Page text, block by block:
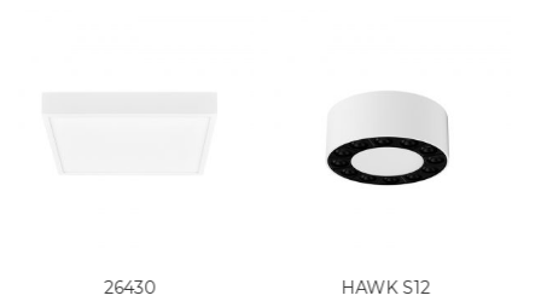
HAWK S12 29010